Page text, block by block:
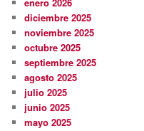
diciembre 2025
noviembre 2025
octubre 2025
septiembre 2025
agosto 2025
julio 2025
junio 2025
mayo 2025